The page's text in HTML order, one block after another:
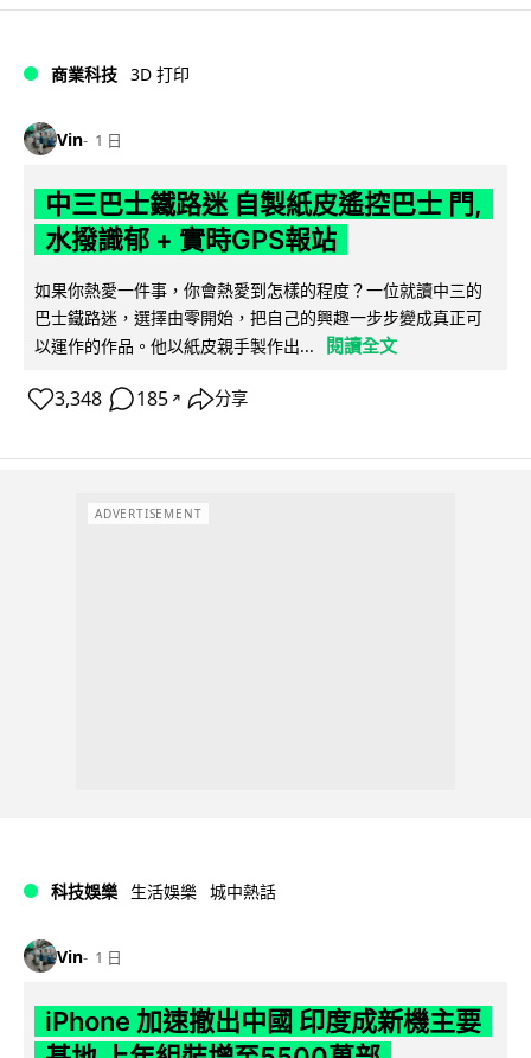
商業科技 3D 打印
Vin 1 日
中三巴士鐵路迷 自製紙皮遙控巴士 門,
水撥識郁 + 實時GPS報站
如果你熱愛一件事，你會熱愛到怎樣的程度？一位就讀中三的
巴士鐵路迷，選擇由零開始，把自己的興趣一步步變成真正可
以運作的作品。他以紙皮親手製作出...
閱讀全文
3,348 185 ↗ 分享
ADVERTISEMENT
科技娛樂 生活娛樂 城中熱話
Vin 1 日
iPhone 加速撤出中國 印度成新機主要